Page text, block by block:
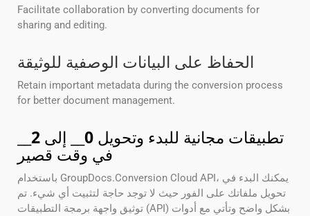
Facilitate collaboration by converting documents for
sharing and editing.
الحفاظ على البيانات الوصفية للوثيقة
Retain important metadata during the conversion process
for better document management.
تطبيقات مجانية للبدء وتحويل 0 __ إلى 2
في وقت قصير
باستخدام GroupDocs.Conversion Cloud API، يمكنك البدء في
تحويل ملفاتك على الفور حيث لا توجد حاجة لتثبيت أي شيء. تم
توثيق واجهة برمجة التطبيقات (API) بشكل واضح وتأتي مع أدوات